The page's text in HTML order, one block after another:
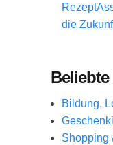
die
Bildung,
Shopping